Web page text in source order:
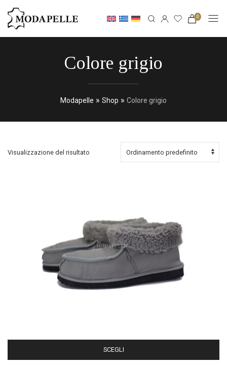
0
Colore grigio
Modapelle » Shop » Colore grigio
Visualizzazione del risultato
SCEGLI